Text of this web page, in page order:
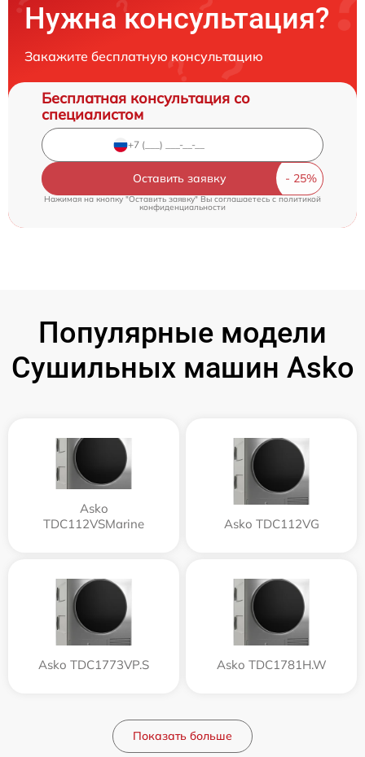
Нужна консультация?
Закажите бесплатную консультацию
Бесплатная консультация со
специалистом
Оставить заявку
Нажимая на кнопку "Оставить заявку" Вы соглашаетесь cполитикой
конфиденциальности
Популярные модели
Сушильных машин Asko
Asko
TDC112VSMarine
Asko TDC112VG
Asko TDC1773VP.S Asko TDC1781H.W
Показать больше